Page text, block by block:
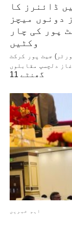
کرکٹ لیگ سیزن 4 میں ڈائنرز کا
دونوں میچز
پور کی چار
وکٹیں
جیٹ پور کرکٹ
11 گھنٹے
اہم خبریں